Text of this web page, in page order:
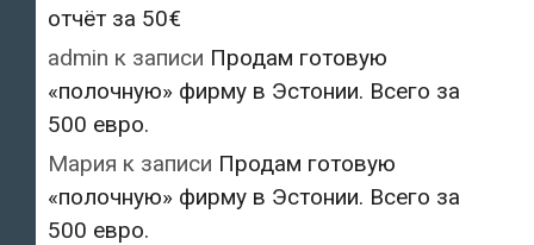
отчёт за 50€
admin к записи Продам готовую
«полочную» фирму в Эстонии. Всего за
500 евро.
Мария к записи Продам готовую
«полочную» фирму в Эстонии. Всего за
500 евро.